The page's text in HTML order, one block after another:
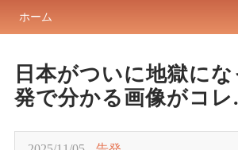
ホーム
日本がついに地獄に
発で分かる画像がコレ